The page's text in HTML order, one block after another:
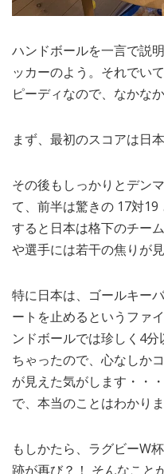
ハンドボールを一言で説
ッカーのよう。それでい
ピーディなので、なかな
まず、最初のスコアは日本
その後もしっかりとデン
て、前半は驚きの 17対
すると日本は格下のチー
や選手には若干の焦りが
特に日本は、ゴールキー
ートを止めるというファ
ンドボールでは珍しく4
ちゃったので、心なしか
が見えた気がします・・
で、本当のことはわかり
もしかたら、ラグビーW
跡が再び？！ そんなこと